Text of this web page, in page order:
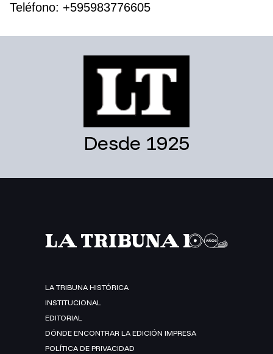
Teléfono: +595983776605
Desde 1925
LA TRIBUNA HISTÓRICA
INSTITUCIONAL
EDITORIAL
DÓNDE ENCONTRAR LA EDICIÓN IMPRESA
POLÍTICA DE PRIVACIDAD